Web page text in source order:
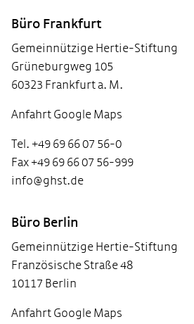
Büro Frankfurt
Gemeinnützige Hertie-Stiftung
Grüneburgweg 105
60323 Frankfurt a. M.
Anfahrt Google Maps
Tel. +49 69 66 07 56-0
Fax +49 69 66 07 56-999
info@ghst.de
Büro Berlin
Gemeinnützige Hertie-Stiftung
Französische Straße 48
10117 Berlin
Anfahrt Google Maps